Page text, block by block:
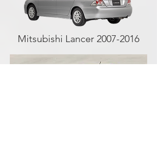
Mitsubishi Lancer 2007-2016